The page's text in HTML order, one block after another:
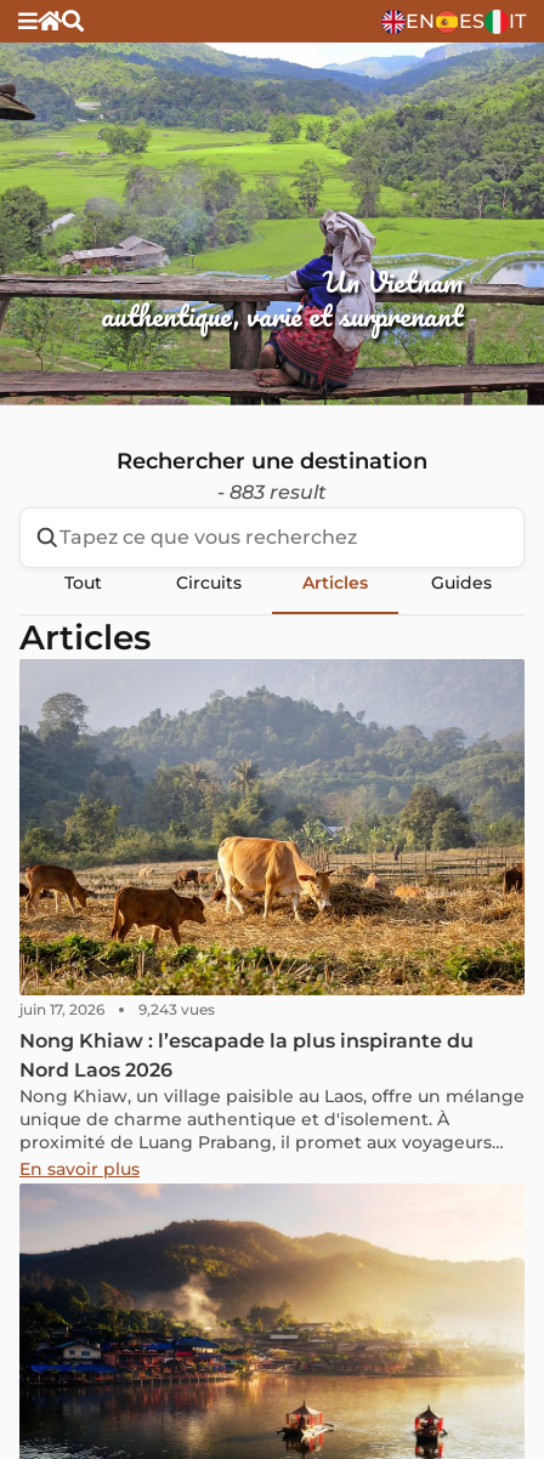
EN ES IT
Un Vietnam
authentique, varié et surprenant
Rechercher une destination
- 883 result
Tout Circuits Articles Guides
Articles
juin 17, 2026 9,243 vues
Nong Khiaw : l’escapade la plus inspirante du
Nord Laos 2026
Nong Khiaw, un village paisible au Laos, offre un mélange
unique de charme authentique et d'isolement. À
proximité de Luang Prabang, il promet aux voyageurs
une escapade tranquille avec des activités de trekking,
des paysages époustouflants et une immersion totale
En savoir plus